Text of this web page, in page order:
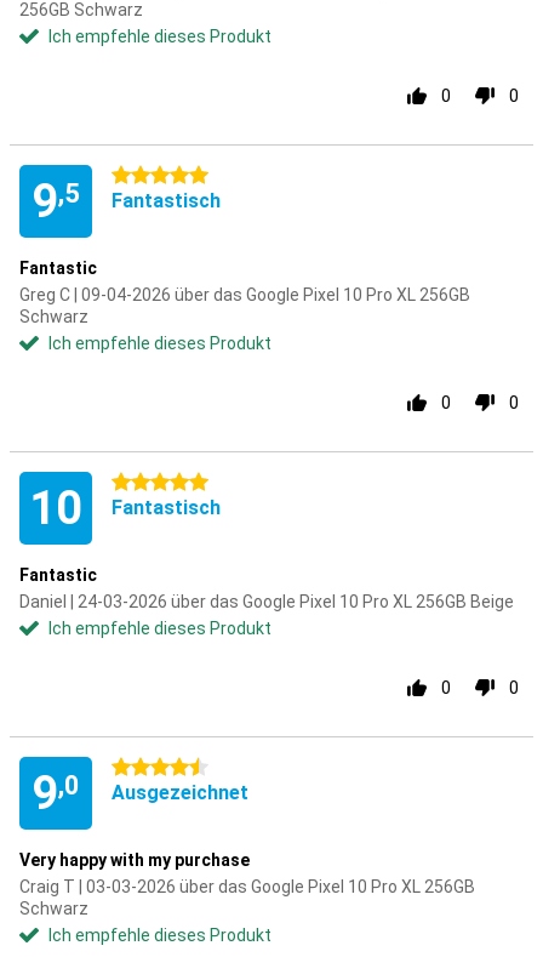
256GB Schwarz
Ich empfehle dieses Produkt
0 0
9,5
5 Sterne
Fantastisch
Fantastic
Greg C | 09-04-2026 über das Google Pixel 10 Pro XL 256GB
Schwarz
Ich empfehle dieses Produkt
0 0
10 5 Sterne
Fantastisch
Fantastic
Daniel | 24-03-2026 über das Google Pixel 10 Pro XL 256GB Beige
Ich empfehle dieses Produkt
0 0
9,0
4.5 Sterne
Ausgezeichnet
Very happy with my purchase
Craig T | 03-03-2026 über das Google Pixel 10 Pro XL 256GB
Schwarz
Ich empfehle dieses Produkt